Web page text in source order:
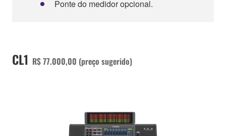
Ponte do medidor opcional.
CL1 R$ 77.000,00 (preço sugerido)